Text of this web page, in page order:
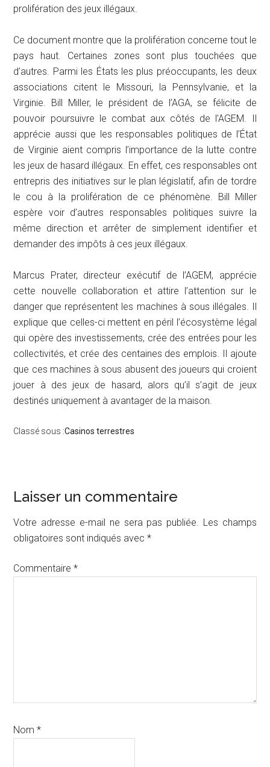
prolifération des jeux illégaux.
Ce document montre que la prolifération concerne tout le
pays haut. Certaines zones sont plus touchées que
d’autres. Parmi les États les plus préoccupants, les deux
associations citent le Missouri, la Pennsylvanie, et la
Virginie. Bill Miller, le président de l’AGA, se félicite de
pouvoir poursuivre le combat aux côtés de l’AGEM. Il
apprécie aussi que les responsables politiques de l’État
de Virginie aient compris l’importance de la lutte contre
les jeux de hasard illégaux. En effet, ces responsables ont
entrepris des initiatives sur le plan législatif, afin de tordre
le cou à la prolifération de ce phénomène. Bill Miller
espère voir d’autres responsables politiques suivre la
même direction et arrêter de simplement identifier et
demander des impôts à ces jeux illégaux.
Marcus Prater, directeur exécutif de l’AGEM, apprécie
cette nouvelle collaboration et attire l’attention sur le
danger que représentent les machines à sous illégales. Il
explique que celles-ci mettent en péril l’écosystème légal
qui opère des investissements, crée des entrées pour les
collectivités, et crée des centaines des emplois. Il ajoute
que ces machines à sous abusent des joueurs qui croient
jouer à des jeux de hasard, alors qu’il s’agit de jeux
destinés uniquement à avantager de la maison.
Classé sous :Casinos terrestres
Interactions
du
lecteur
Laisser un commentaire
Votre adresse e-mail ne sera pas publiée.
Les champs
obligatoires sont indiqués avec*
Commentaire*
Nom*